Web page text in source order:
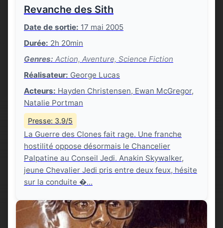
Revanche des Sith
Date de sortie: 17 mai 2005
Durée: 2h 20min
Genres: Action, Aventure, Science Fiction
Réalisateur: George Lucas
Acteurs: Hayden Christensen, Ewan McGregor,
Natalie Portman
Presse: 3.9/5
La Guerre des Clones fait rage. Une franche
hostilité oppose désormais le Chancelier
Palpatine au Conseil Jedi. Anakin Skywalker,
jeune Chevalier Jedi pris entre deux feux, hésite
sur la conduite �...